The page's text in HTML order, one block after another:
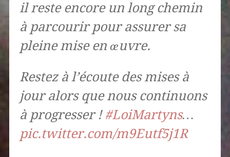
il reste encore un long chemin
à parcourir pour assurer sa
pleine mise en œuvre.
Restez à l’écoute des mises à
jour alors que nous continuons
à progresser ! #LoiMartyns…
pic.twitter.com/m9Eutf5j1R